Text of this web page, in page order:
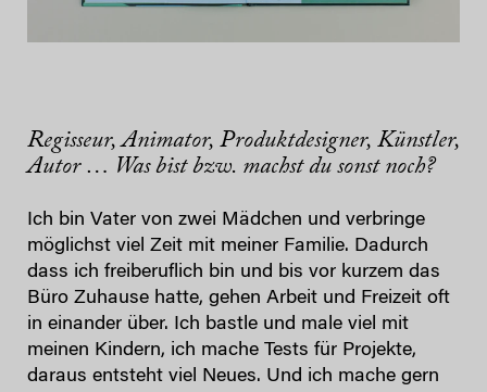
Regisseur, Animator, Produktdesigner, Künstler,
Autor … Was bist bzw. machst du sonst noch?
Ich bin Vater von zwei Mädchen und verbringe
möglichst viel Zeit mit meiner Familie. Dadurch
dass ich freiberuflich bin und bis vor kurzem das
Büro Zuhause hatte, gehen Arbeit und Freizeit oft
in einander über. Ich bastle und male viel mit
meinen Kindern, ich mache Tests für Projekte,
daraus entsteht viel Neues. Und ich mache gern